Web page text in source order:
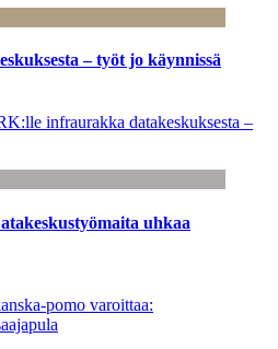
– työt jo käynnissä
infraurakka datakeskuksesta –
uhkaa
pomo varoittaa: